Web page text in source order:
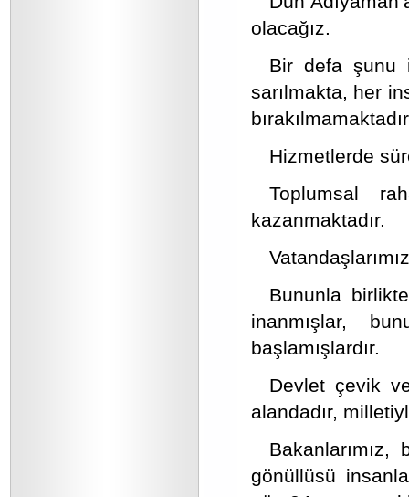
olacağız.
Bir defa şunu
sarılmakta, her
Hizmetlerde
Toplumsal
kazanmaktadır.
Bununla
inanmışlar,
başlamışlardır.
Devlet çevik
alandadır,
Bakanlarımız,
gönüllüsü